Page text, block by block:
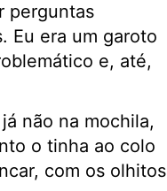
perguntas
Eu era um garoto
e, até,
não na mochila,
o tinha ao colo
com os olhitos